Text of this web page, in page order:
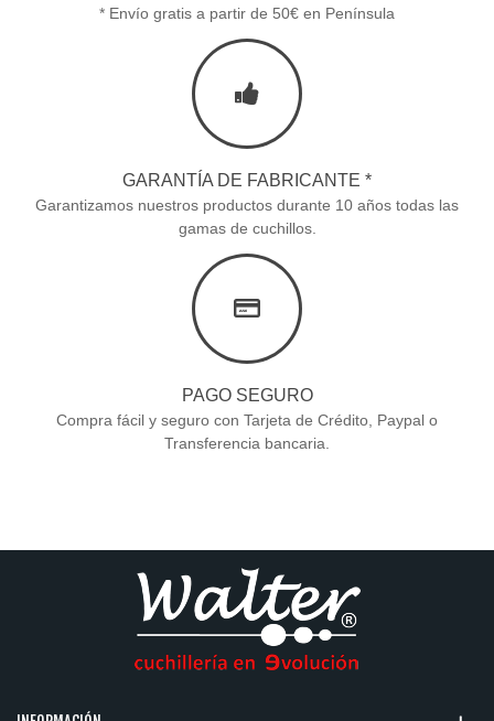
* Envío gratis a partir de 50€ en Península
GARANTÍA DE FABRICANTE *
Garantizamos nuestros productos durante 10 años todas las
gamas de cuchillos.
PAGO SEGURO
Compra fácil y seguro con Tarjeta de Crédito, Paypal o
Transferencia bancaria.